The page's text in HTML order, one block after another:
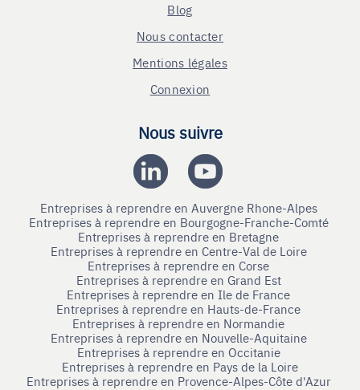
Blog
Nous contacter
Mentions légales
Connexion
Nous suivre
Entreprises à reprendre en Auvergne Rhone-Alpes
Entreprises à reprendre en Bourgogne-Franche-Comté
Entreprises à reprendre en Bretagne
Entreprises à reprendre en Centre-Val de Loire
Entreprises à reprendre en Corse
Entreprises à reprendre en Grand Est
Entreprises à reprendre en Ile de France
Entreprises à reprendre en Hauts-de-France
Entreprises à reprendre en Normandie
Entreprises à reprendre en Nouvelle-Aquitaine
Entreprises à reprendre en Occitanie
Entreprises à reprendre en Pays de la Loire
Entreprises à reprendre en Provence-Alpes-Côte d'Azur